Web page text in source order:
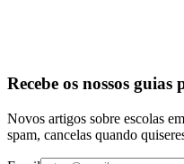
Recebe os nossos guias
Novos artigos sobre escolas
spam, cancelas quando